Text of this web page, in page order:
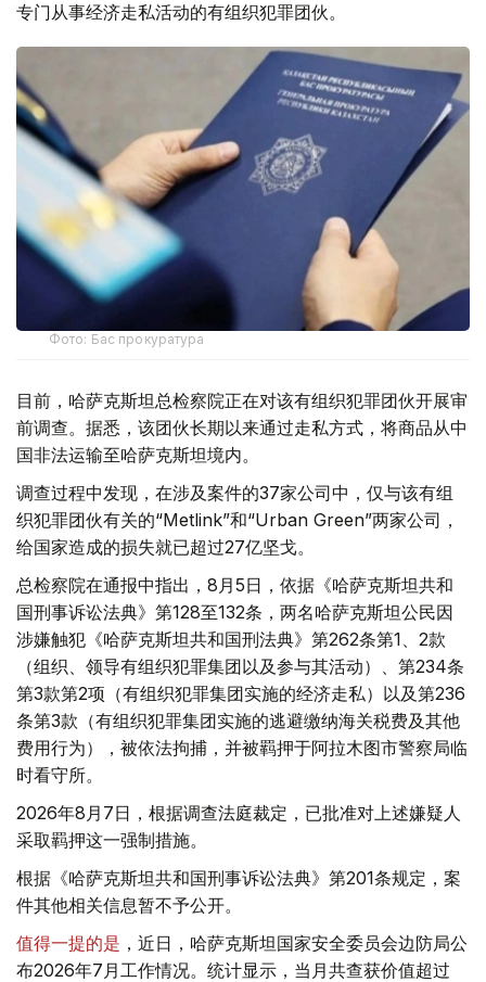
专门从事经济走私活动的有组织犯罪团伙。
Фото: Бас прокуратура
目前，哈萨克斯坦总检察院正在对该有组织犯罪团伙开展审
前调查。据悉，该团伙长期以来通过走私方式，将商品从中
国非法运输至哈萨克斯坦境内。
调查过程中发现，在涉及案件的37家公司中，仅与该有组
织犯罪团伙有关的“Metlink”和“Urban Green”两家公司，
给国家造成的损失就已超过27亿坚戈。
总检察院在通报中指出，8月5日，依据《哈萨克斯坦共和
国刑事诉讼法典》第128至132条，两名哈萨克斯坦公民因
涉嫌触犯《哈萨克斯坦共和国刑法典》第262条第1、2款
（组织、领导有组织犯罪集团以及参与其活动）、第234条
第3款第2项（有组织犯罪集团实施的经济走私）以及第236
条第3款（有组织犯罪集团实施的逃避缴纳海关税费及其他
费用行为），被依法拘捕，并被羁押于阿拉木图市警察局临
时看守所。
2026年8月7日，根据调查法庭裁定，已批准对上述嫌疑人
采取羁押这一强制措施。
根据《哈萨克斯坦共和国刑事诉讼法典》第201条规定，案
件其他相关信息暂不予公开。
值得一提的是 ，近日，哈萨克斯坦国家安全委员会边防局公
布2026年7月工作情况。统计显示，当月共查获价值超过